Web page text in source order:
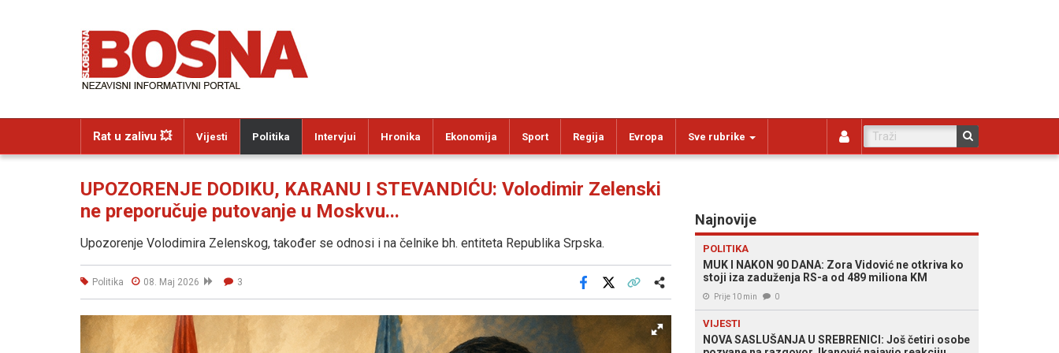
Rat u zalivu 💥 Vijesti Politika Intervjui Hronika Ekonomija Sport Regija Evropa Sve rubrike
UPOZORENJE DODIKU, KARANU I STEVANDIĆU: Volodimir Zelenski
ne preporučuje putovanje u Moskvu...
Upozorenje Volodimira Zelenskog, također se odnosi i na čelnike bh. entiteta Republika Srpska.
Politika 08. Maj 2026 3
Facebook
Najnovije
POLITIKA
MUK I NAKON 90 DANA: Zora Vidović ne otkriva ko
stoji iza zaduženja RS-a od 489 miliona KM
Prije 10 min 0
VIJESTI
NOVA SASLUŠANJA U SREBRENICI: Još četiri osobe